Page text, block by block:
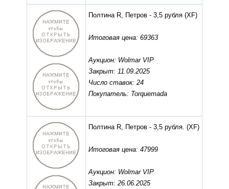
Полтина R, Петров - 3,5 рубля (XF)
Итоговая цена: 69363
Аукцион: Wolmar VIP
Закрыт: 11.09.2025
Число ставок: 24
Покупатель: Torquemada
Полтина R, Петров - 3,5 рубля. (XF)
Итоговая цена: 47999
Аукцион: Wolmar VIP
Закрыт: 26.06.2025